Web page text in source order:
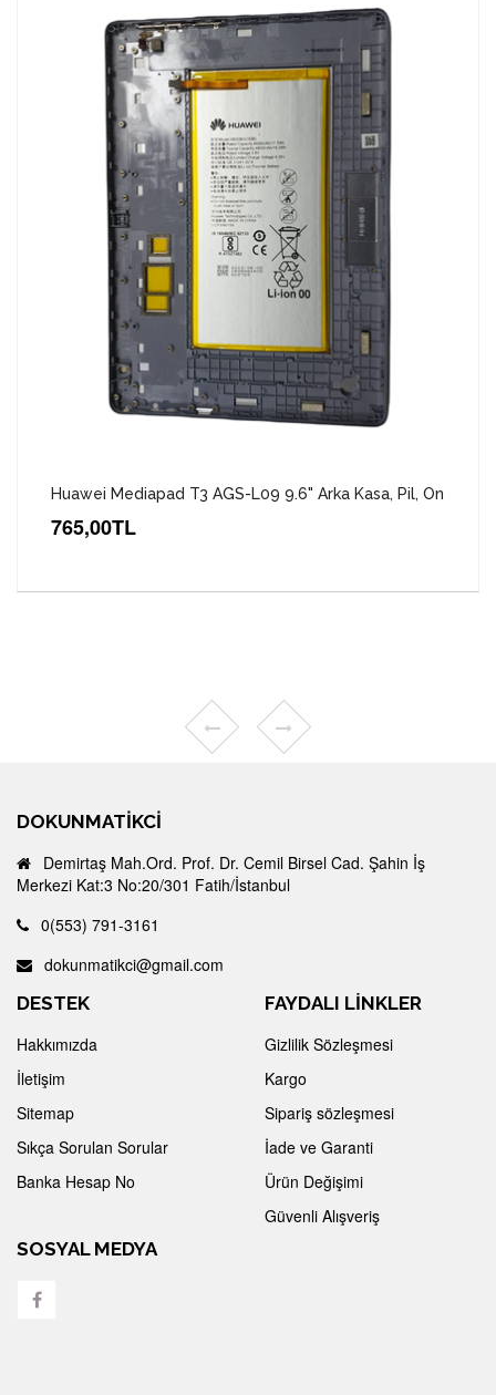
Huawei Mediapad T3 AGS-L09 9.6" Arka Kasa, Pil, On
765,00TL
DOKUNMATIKCI
Demirtaş Mah.Ord. Prof. Dr. Cemil Birsel Cad. Şahin İş
Merkezi Kat:3 No:20/301 Fatih/İstanbul
0(553) 791-3161
dokunmatikci@gmail.com
DESTEK
Hakkımızda
İletişim
Sitemap
Sıkça Sorulan Sorular
Banka Hesap No
FAYDALI LİNKLER
Gizlilik Sözleşmesi
Kargo
Sipariş sözleşmesi
İade ve Garanti
Ürün Değişimi
Güvenli Alışveriş
SOSYAL MEDYA